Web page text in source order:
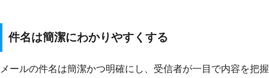
件名は簡潔にわかりやすくする
メールの件名は簡潔かつ明確にし、受信者が一目で内容を把握